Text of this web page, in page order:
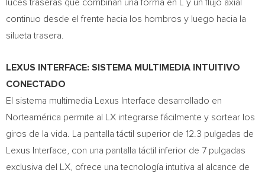
luces traseras que combinan una forma en L y un flujo axial
continuo desde el frente hacia los hombros y luego hacia la
silueta trasera.
LEXUS INTERFACE: SISTEMA MULTIMEDIA INTUITIVO
CONECTADO
El sistema multimedia Lexus Interface desarrollado en
Norteamérica permite al LX integrarse fácilmente y sortear los
giros de la vida. La pantalla táctil superior de 12.3 pulgadas de
Lexus Interface, con una pantalla táctil inferior de 7 pulgadas
exclusiva del LX, ofrece una tecnología intuitiva al alcance de